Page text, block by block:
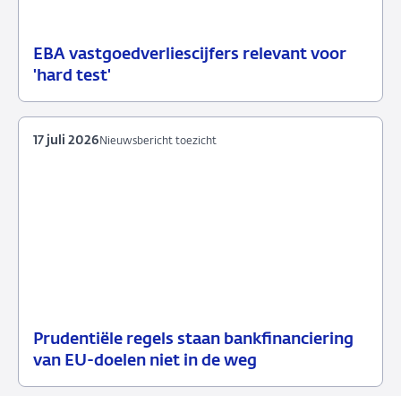
EBA vastgoedverliescijfers relevant voor
'hard test'
23
Nieuwsbericht
Prudentiële regels staan bankfinanciering
van EU-doelen niet in de weg
17
Nieuwsbericht
Nieuwsbericht toezicht
17 juli 2026